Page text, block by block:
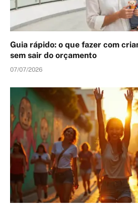
Guia rápido: o que fazer com
sem sair do orçamento
07/07/2026